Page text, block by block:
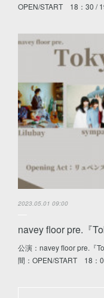
OPEN/START 18：30 /
2023.05.01 09:00
navey floor pre.『
公演：navey floor pre.『
間：OPEN/START 18：